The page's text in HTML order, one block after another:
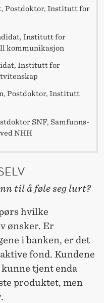
Postdoktor, Institutt for
Institutt for
kommunikasjon
Institutt for
Postdoktor, Institutt
SNF, Samfunns-
NHH
til å føle seg lurt?
hvilke
ønsker. Er
i banken, er det
fond. Kundene
kunne tjent enda
produktet, men